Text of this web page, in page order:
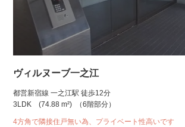
ヴィルヌーブ一之江
都営新宿線 一之江駅 徒歩12分
3LDK
(74.88 m²) （6階部分）
4方角で隣接住戸無い為、プライベート性高いです